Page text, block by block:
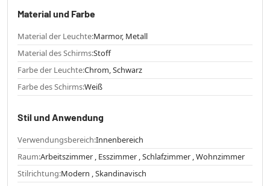
Material und Farbe
Material der Leuchte:Marmor, Metall
Material des Schirms:Stoff
Farbe der Leuchte:Chrom, Schwarz
Farbe des Schirms:Weiß
Stil und Anwendung
Verwendungsbereich:Innenbereich
Raum:Arbeitszimmer , Esszimmer , Schlafzimmer , Wohnzimmer
Stilrichtung:Modern , Skandinavisch